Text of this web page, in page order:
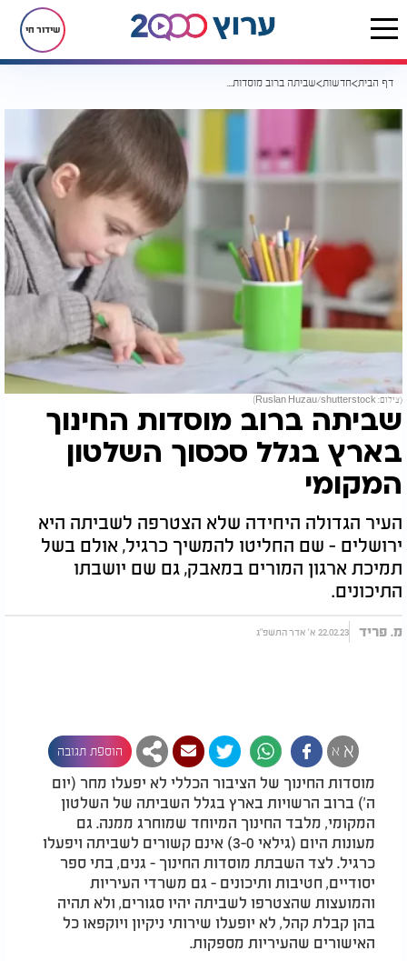
שידור חי
דף הבית חדשות שביתה ברוב מוסדות החינוך בארץ בגלל סכסוך השלטון המקומי
(צילום: Ruslan Huzau/shutterstock)
שביתה ברוב מוסדות החינוך
בארץ בגלל סכסוך השלטון
המקומי
העיר הגדולה היחידה שלא הצטרפה לשביתה היא
ירושלים - שם החליטו להמשיך כרגיל, אולם בשל
תמיכת ארגון המורים במאבק, גם שם יושבתו
התיכונים.
מ. פריד 22.02.23 א' אדר התשפ"ג
א א הוספת תגובה
מוסדות החינוך של הציבור הכללי לא יפעלו מחר (יום
ה') ברוב הרשויות בארץ בגלל השביתה של השלטון
המקומי, מלבד החינוך המיוחד שמוחרג ממנה. גם
מעונות היום (גילאי 3-0) אינם קשורים לשביתה ויפעלו
כרגיל. לצד השבתת מוסדות החינוך - גנים, בתי ספר
יסודיים, חטיבות ותיכונים - גם משרדי העיריות
והמועצות שהצטרפו לשביתה יהיו סגורים, ולא תהיה
בהן קבלת קהל, לא יופעלו שירותי ניקיון ויוקפאו כל
האישורים שהעיריות מספקות.